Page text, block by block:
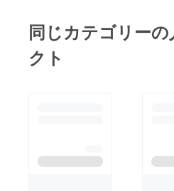
同じカテゴリー
クト